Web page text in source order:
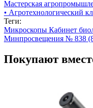
Мастерская
• Агротехнологический
Теги:
Микроскопы Кабинет
Минпросвещения № 838
Покупают